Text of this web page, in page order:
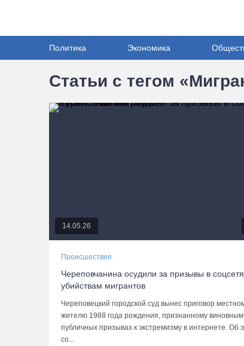
Политика Экономика
Статьи с тегом
14.05.26
Происшествия
Череповчанина осудили за призывы в
убийствам мигрантов
Череповецкий городской суд вынес приговор
жителю 1988 года рождения, признанному виновным
публичных призывах к экстремизму в интернете. Об
со...